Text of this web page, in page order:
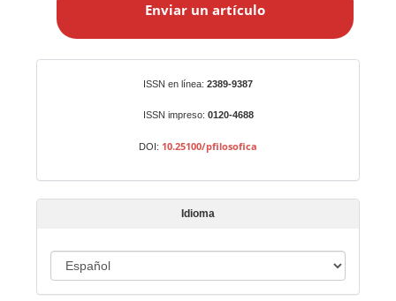
a
t
í
o
Enviar un artículo
ISSN en línea: 2389-9387
ISSN impreso: 0120-4688
DOI: 10.25100/pfilosofica
Idioma
d